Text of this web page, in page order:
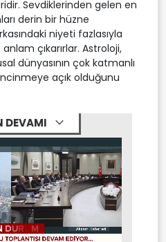
Sevdiklerinden gelen en
derin bir hüzne
niyeti fazlasıyla
çıkarırlar. Astroloji,
dünyasının çok katmanlı
açık olduğunu
DEVAMI